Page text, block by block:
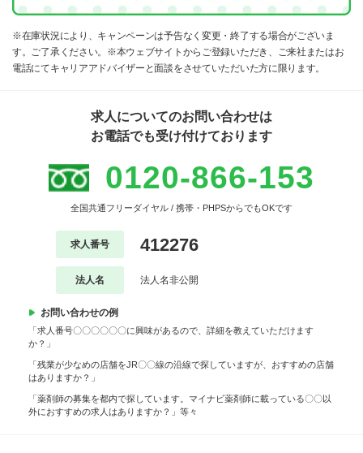
※在庫状況により、キャンペーンは予告なく変更・終了する場合がございま
す。ご了承ください。※本ウェブサイトからご登録いただき、ご来社またはお
電話にてキャリアアドバイザーと面談をさせていただいた方に限ります。
求人についてのお問い合わせは
お電話でも受け付けております
0120-866-153
全国共通フリーダイヤル / 携帯・PHPSからでもOKです
求人番号 412276
法人名 法人名非公開
お問い合わせの例
「求人番号〇〇〇〇〇〇に興味があるので、詳細を教えていただけます
か？」
「残業が少なめの店舗をJR〇〇線の沿線で探していますが、おすすめの店舗
はありますか？」
「薬剤師の募集を都内で探しています。マイナビ薬剤師に載っている〇〇以
外におすすめの求人はありますか？」等々